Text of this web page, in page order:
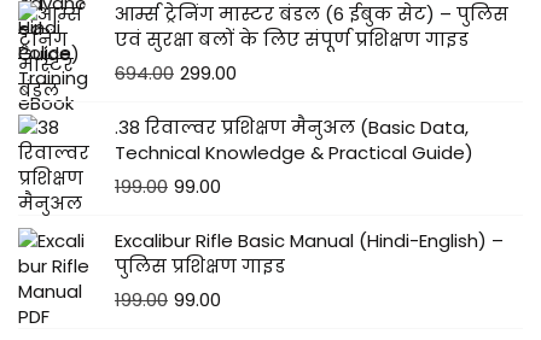
आर्म्स ट्रेनिंग मास्टर बंडल (6 ईबुक सेट) – पुलिस
एवं सुरक्षा बलों के लिए संपूर्ण प्रशिक्षण गाइड
694.00 299.00
.38 रिवाल्वर प्रशिक्षण मैनुअल (Basic Data,
Technical Knowledge & Practical Guide)
199.00 99.00
Excalibur Rifle Basic Manual (Hindi-English) –
पुलिस प्रशिक्षण गाइड
199.00 99.00